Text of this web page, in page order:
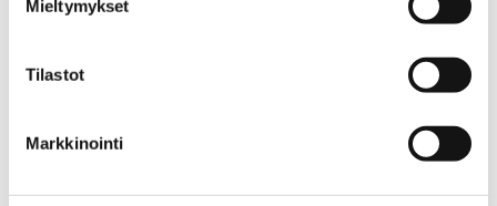
Mieltymykset
Tilastot
Markkinointi
Reuna-, köli-, törmäyslistat ja kansikate